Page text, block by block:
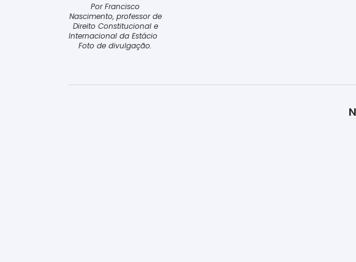
Por Francisco
Nascimento, professor de
Direito Constitucional e
Internacional da Estácio
Foto de divulgação.